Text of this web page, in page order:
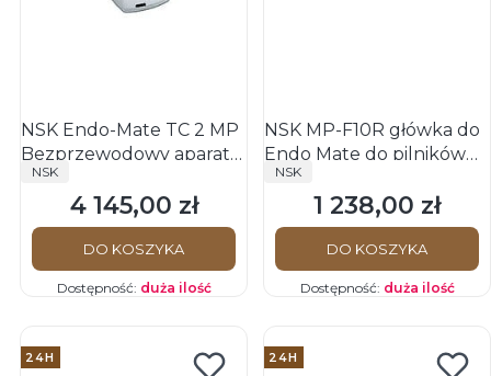
NSK Endo-Mate TC 2 MP
Bezprzewodowy aparat
do endodoncji bez
podłączenia do
endometru
PRODUCENT
NSK
Cena
4 145,00 zł
DO KOSZYKA
Dostępność: duża ilość
NSK MP-F10R główka do
Endo Mate do pilników
ręcznych
PRODUCENT
NSK
Cena
1 238,00 zł
DO KOSZYKA
Dostępność: duża ilość
24H 24H